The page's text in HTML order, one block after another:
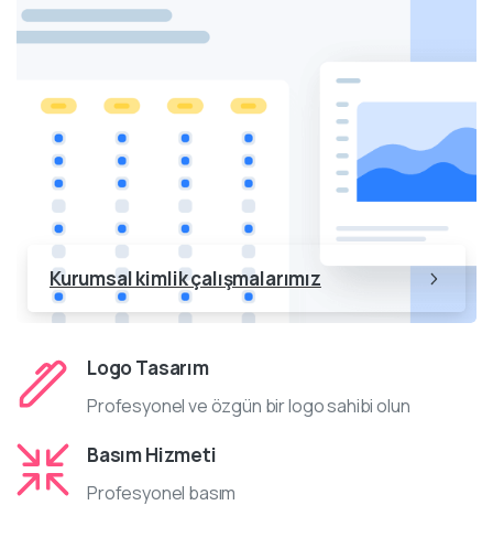
Kurumsal kimlik çalışmalarımız
Logo Tasarım
Profesyonel ve özgün bir logo sahibi olun
Basım Hizmeti
Profesyonel basım